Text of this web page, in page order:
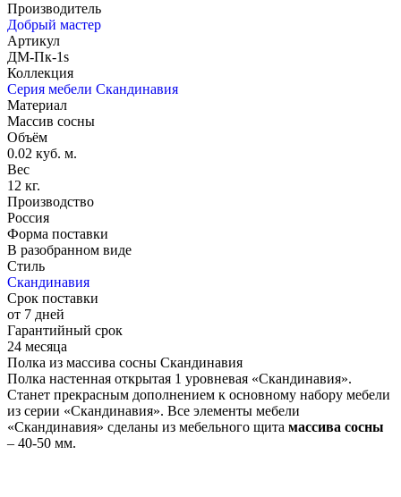
Производитель
Добрый мастер
Артикул
ДМ-Пк-1s
Коллекция
Серия мебели Скандинавия
Материал
Массив сосны
Объём
0.02 куб. м.
Вес
12 кг.
Производство
Россия
Форма поставки
В разобранном виде
Стиль
Скандинавия
Срок поставки
от 7 дней
Гарантийный срок
24 месяца
Полка из массива сосны Скандинавия
Полка настенная открытая 1 уровневая «Скандинавия».
Станет прекрасным дополнением к основному набору мебели
из серии «Скандинавия». Все элементы мебели
«Скандинавия» сделаны из мебельного щита массива сосны
– 40-50 мм.